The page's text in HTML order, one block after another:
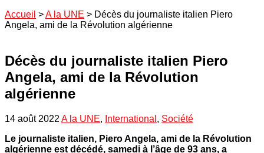
Accueil >A la UNE > Décès du journaliste italien Piero
Angela, ami de la Révolution algérienne
Décès du journaliste italien Piero
Angela, ami de la Révolution
algérienne
14 août 2022 A la UNE, International , Société
Le journaliste italien, Piero Angela, ami de la Révolution
algérienne est décédé, samedi à l’âge de 93 ans, a